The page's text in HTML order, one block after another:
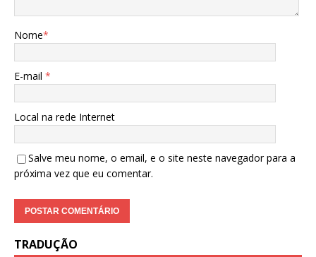
Nome*
E-mail *
Local na rede Internet
Salve meu nome, o email, e o site neste navegador para a
próxima vez que eu comentar.
TRADUÇÃO